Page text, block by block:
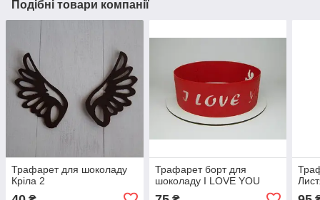
Подібні товари компанії
Трафарет для шоколаду
Кріла 2
Трафарет борт для
шоколаду I LOVE YOU